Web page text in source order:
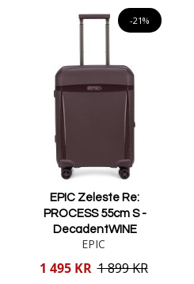
-21%
EPIC Zeleste Re:
PROCESS 55cm S -
DecadentWINE
EPIC
Reducerat
1 495 KR 1 899 KR